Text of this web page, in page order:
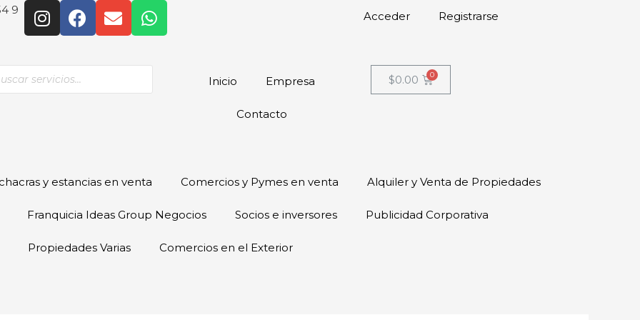
9 Acceder Registrarse
Inicio Empresa
Contacto
$0.00
y estancias en venta Comercios y Pymes en venta Alquiler y Venta de Propiedades
Franquicia Ideas Group Negocios Socios e inversores Publicidad Corporativa
Propiedades Varias Comercios en el Exterior